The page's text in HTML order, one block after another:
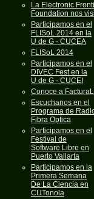
La Electronic
Foundation nos
Participamos en el
FLISoL 2014 en la
U de G - CUCEA
FLISoL 2014
Participamos en el
DIVEC Fest en la
U de G - CUCEI
Conoce a
Escuchanos en el
Programa de
Fibra Optica
Participamos en el
Festival de
Software Libre en
Puerto Vallarta
Participamos en la
Primera Semana
De La Ciencia en
CUTonola